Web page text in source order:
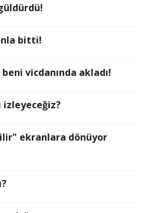
bitti!
vicdanında akladı!
ekranlara dönüyor